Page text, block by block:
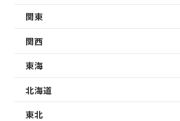
関東
関西
東海
北海道
東北